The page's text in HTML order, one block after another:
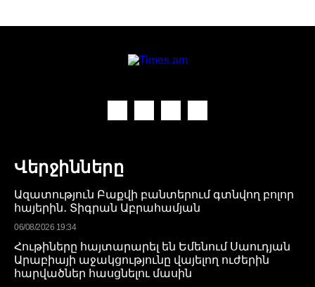
Վերջինները
Ազատություն Բաքվի բանտերում գտնվող բոլոր
հայերին․ Տիգրան Աբրահամյան
06/08/2026 19:34
Հութիները հայտարարել են Եմենում Սաուդյան
Արաբիայի աջակցությունը վայելող ուժերին
հարվածներ հասցնելու մասին